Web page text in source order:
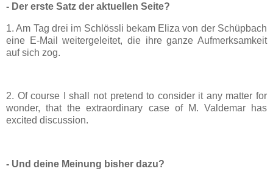
- Der erste Satz der aktuellen Seite?
1. Am Tag drei im Schlössli bekam Eliza von der Schüpbach
eine E-Mail weitergeleitet, die ihre ganze Aufmerksamkeit
auf sich zog.
2. Of course I shall not pretend to consider it any matter for
wonder, that the extraordinary case of M. Valdemar has
excited discussion.
- Und deine Meinung bisher dazu?